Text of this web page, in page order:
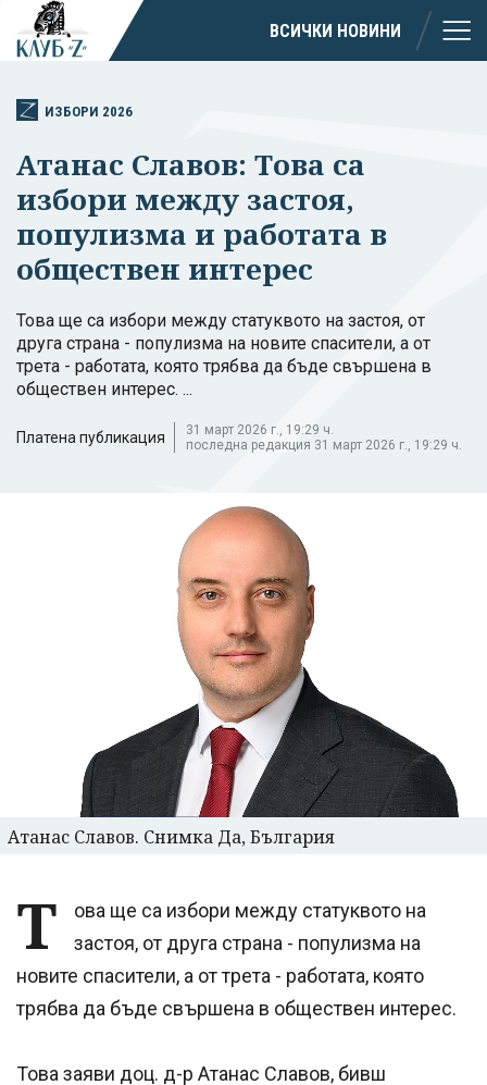
ВСИЧКИ НОВИНИ
ИЗБОРИ 2026
Атанас Славов: Това са
избори между застоя,
популизма и работата в
обществен интерес
Това ще са избори между статуквото на застоя, от
друга страна - популизма на новите спасители, а от
трета - работата, която трябва да бъде свършена в
обществен интерес. ...
Платена публикация
31 март 2026 г., 19:29 ч.
последна редакция 31 март 2026 г., 19:29 ч.
Атанас Славов. Снимка Да, България
Т
ова ще са избори между статуквото на
застоя, от друга страна - популизма на
новите спасители, а от трета - работата, която
трябва да бъде свършена в обществен интерес.
Това заяви доц. д-р Атанас Славов, бивш